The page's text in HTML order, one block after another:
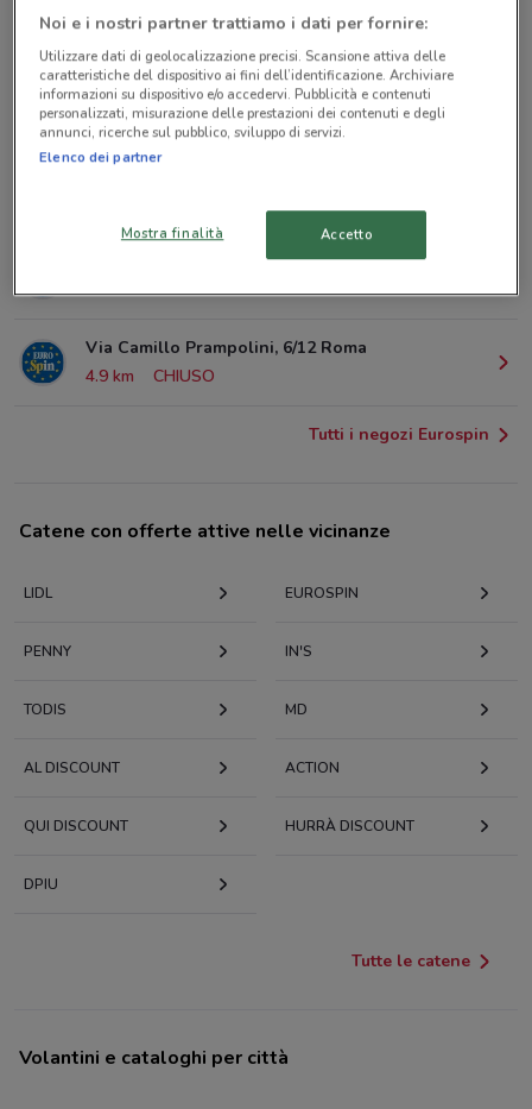
2.8 km
CHIUSO
Via Di Pietralata, 253 Roma
3.1 km
CHIUSO
Via Ciciliano, 10/14 Roma - Ponte Mammolo
4.8 km
CHIUSO
Via Camillo Prampolini, 6/12 Roma
4.9 km
CHIUSO
Tutti i negozi Eurospin
Catene con offerte attive nelle vicinanze
LIDL EUROSPIN
PENNY IN'S
TODIS MD
AL DISCOUNT ACTION
QUI DISCOUNT HURRÀ DISCOUNT
DPIU
Tutte le catene
Volantini e cataloghi per città
Noi e i nostri partner trattiamo i dati per fornire:
Utilizzare dati di geolocalizzazione precisi. Scansione attiva delle
caratteristiche del dispositivo ai fini dell’identificazione. Archiviare
informazioni su dispositivo e/o accedervi. Pubblicità e contenuti
personalizzati, misurazione delle prestazioni dei contenuti e degli
annunci, ricerche sul pubblico, sviluppo di servizi.
Elenco dei partner
Mostra finalità Accetto